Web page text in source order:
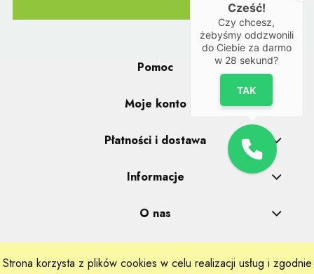
Strona korzysta z plików cookies w celu realizacji usług i zgodnie
Pomoc
Moje konto
Płatności i dostawa
Informacje
O nas
Realizacje: Dpl Agency -Szablony Shoper
Cześć!
Czy chcesz,
żebyśmy oddzwonili
do Ciebie za darmo
w 28 sekund?
TAK